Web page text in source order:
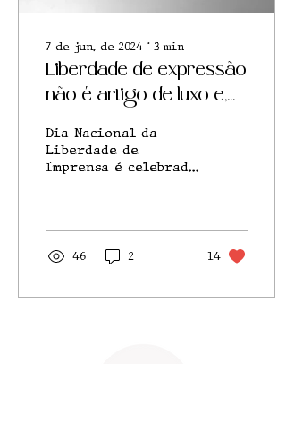
7 de jun. de 2024 ∙ 3 min
Liberdade de expressão
não é artigo de luxo e,
Dia Nacional da
Liberdade de
Imprensa é celebrado
46 2 14